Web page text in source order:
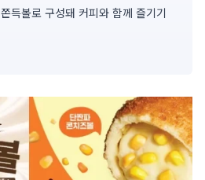
득볼로 구성돼 커피와 함께 즐기기